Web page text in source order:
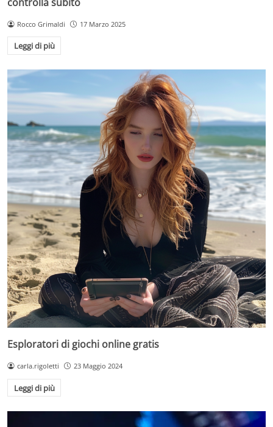
Rocco Grimaldi 17 Marzo 2025
Leggi di più
Esploratori di giochi online gratis
carla.rigoletti 23 Maggio 2024
Leggi di più